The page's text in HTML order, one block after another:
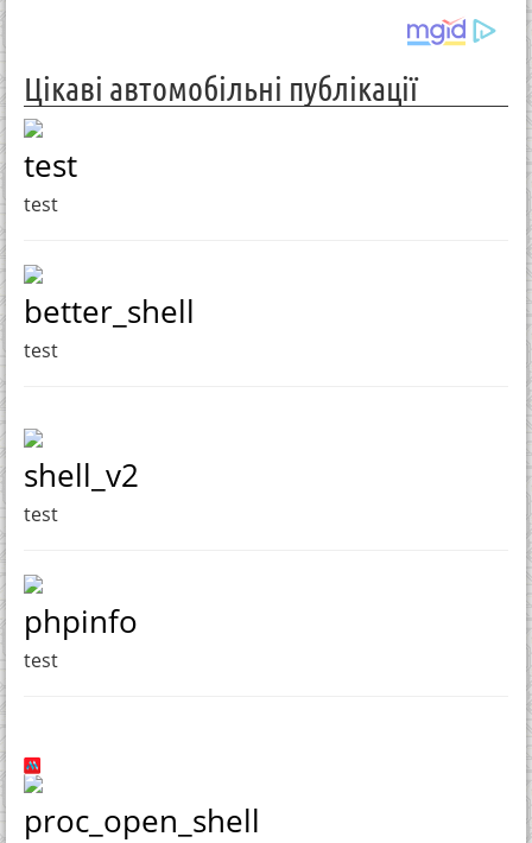
Цікаві автомобільні публікації
test
test
better_shell
test
shell_v2
test
phpinfo
test
proc_open_shell